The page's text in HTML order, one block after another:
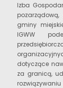
Izba
gminy
IGWW
dotyczące
za granicą,